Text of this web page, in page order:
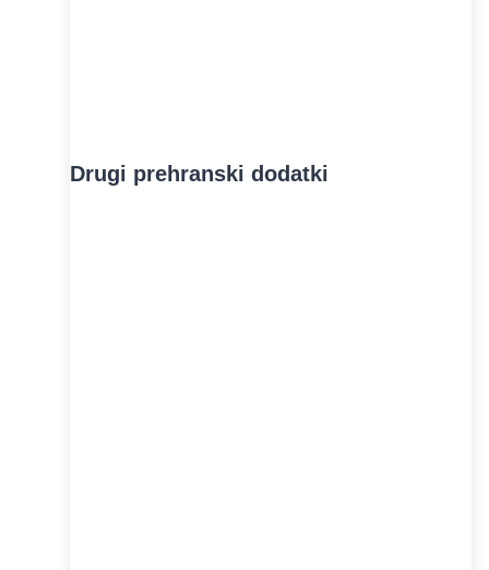
Drugi prehranski dodatki